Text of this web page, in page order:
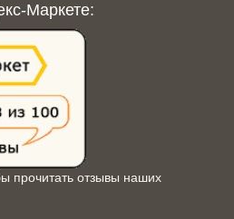
Маркете:
прочитать отзывы наших